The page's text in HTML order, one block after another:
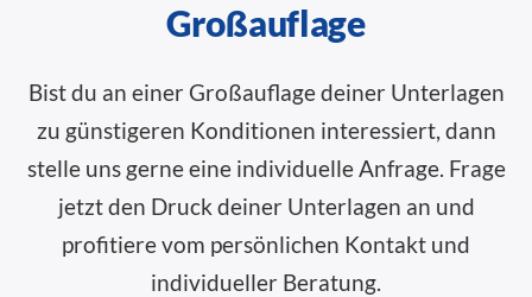
Großauflage
Bist du an einer Großauflage deiner Unterlagen
zu günstigeren Konditionen interessiert, dann
stelle uns gerne eine individuelle Anfrage. Frage
jetzt den Druck deiner Unterlagen an und
profitiere vom persönlichen Kontakt und
individueller Beratung.